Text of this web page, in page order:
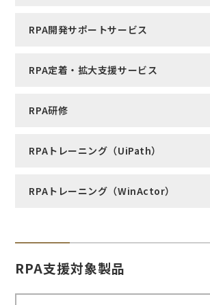
RPA開発サポートサービス
RPA定着・拡大支援サービス
RPA研修
RPAトレーニング（UiPath）
RPAトレーニング（WinActor）
RPA支援対象製品